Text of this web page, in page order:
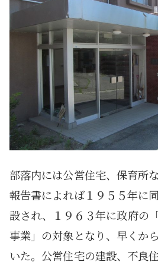
部落内には公営住宅、保育所
報告書によれば１９５５年に
設され、１９６３年に政府の
事業」の対象となり、早くか
いた。公営住宅の建設、不良